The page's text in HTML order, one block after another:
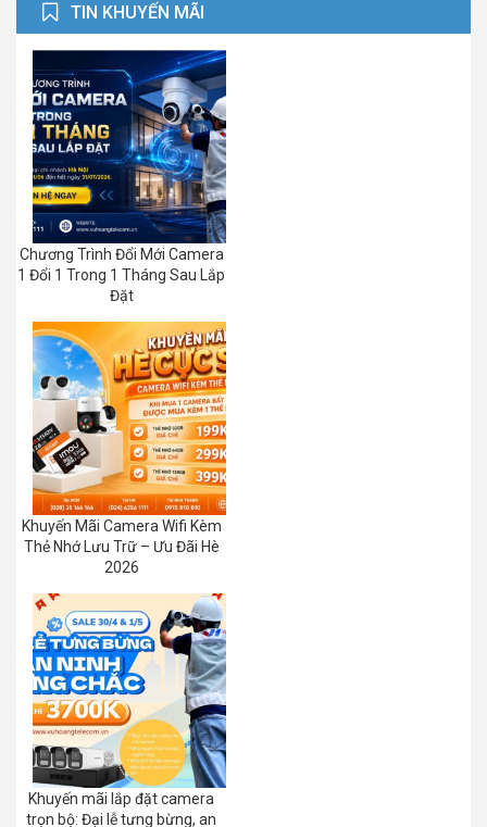
TIN KHUYẾN MÃI
Chương Trình Đổi Mới Camera
1 Đổi 1 Trong 1 Tháng Sau Lắp
Đặt
Khuyến Mãi Camera Wifi Kèm
Thẻ Nhớ Lưu Trữ – Ưu Đãi Hè
2026
Khuyến mãi lắp đặt camera
trọn bộ: Đại lễ tưng bừng, an